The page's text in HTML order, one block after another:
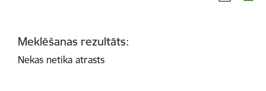
Meklēšanas rezultāts:
Nekas netika atrasts